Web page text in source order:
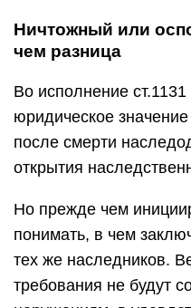
Ничтожный или
чем разница
Во исполнение
юридическое
после смерти
открытия
Но прежде чем
понимать, в чем
тех же наследников.
требования не будут